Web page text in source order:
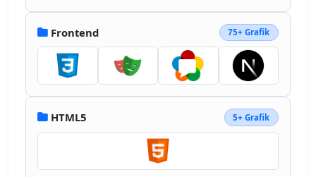
Frontend 75+ Grafik
HTML5 5+ Grafik